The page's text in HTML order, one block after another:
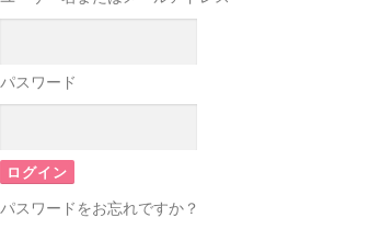
パスワード
パスワードをお忘れですか？